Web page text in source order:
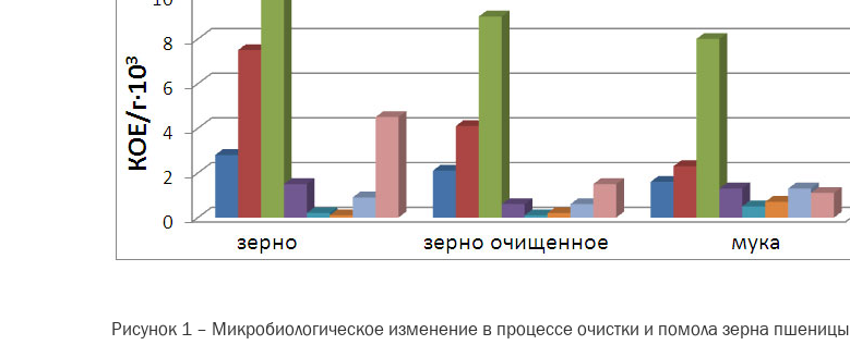
Рисунок 1 – Микробиологическое изменение в процессе очистки и помола зерна пшеницы